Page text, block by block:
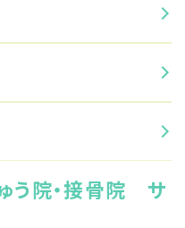
う院・接骨院 サ